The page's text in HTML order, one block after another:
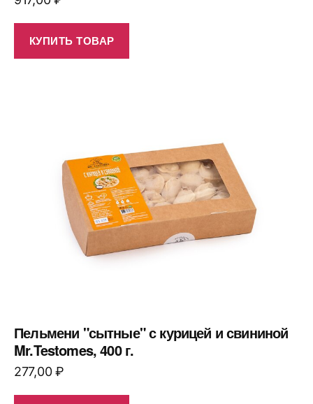
КУПИТЬ ТОВАР
Пельмени "сытные" с курицей и свининой
Mr.Testomes, 400 г.
277,00₽